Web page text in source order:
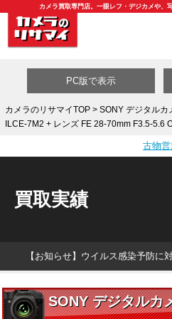
カメラ買取専門店。一眼レフ・デジカメや、
PC版で表示
カメラのリサマイTOP> SONY デジタルカ
ILCE-7M2 + レンズ FE 28-70mm F3.5-5.6
古物
買取実績
【お知らせ】ウイルス感染予防に